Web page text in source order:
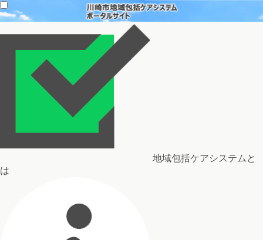
地域包括ケアシステムと
は